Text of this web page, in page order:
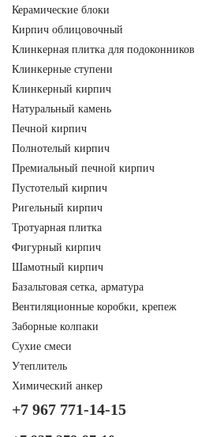
Керамические блоки
Кирпич облицовочный
Клинкерная плитка для подоконников
Клинкерные ступени
Клинкерный кирпич
Натуральный камень
Печной кирпич
Полнотелый кирпич
Премиальный печной кирпич
Пустотелый кирпич
Ригельный кирпич
Тротуарная плитка
Фигурный кирпич
Шамотный кирпич
Базальтовая сетка, арматура
Вентиляционные коробки, крепеж
Заборные колпаки
Сухие смеси
Утеплитель
Химический анкер
+7 967 771-14-15